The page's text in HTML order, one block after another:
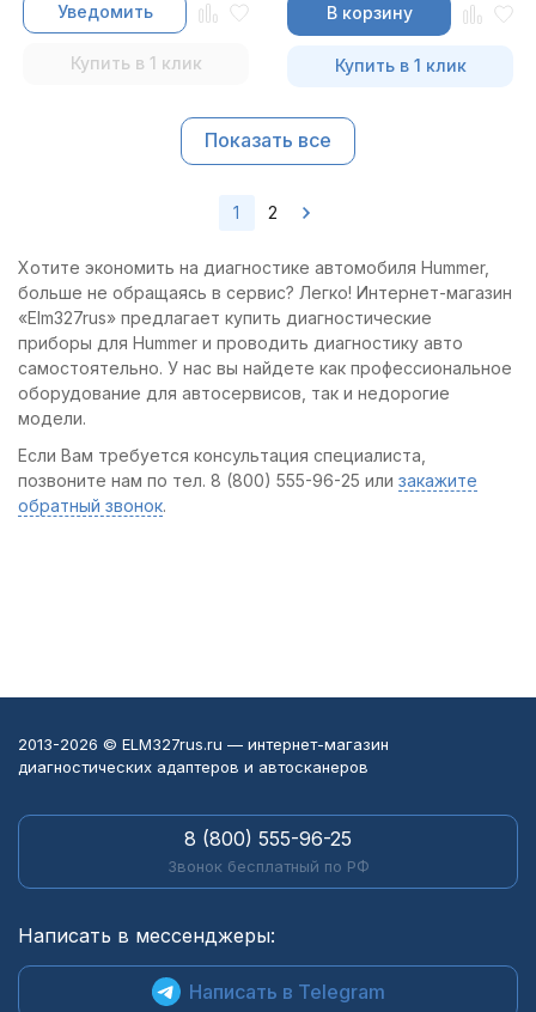
Уведомить
Купить в 1 клик
В корзину
Купить в 1 клик
Показать все
1 2
Хотите экономить на диагностике автомобиля Hummer,
больше не обращаясь в сервис? Легко! Интернет-магазин
«Elm327rus» предлагает купить диагностические
приборы для Hummer и проводить диагностику авто
самостоятельно. У нас вы найдете как профессиональное
оборудование для автосервисов, так и недорогие
модели.
Если Вам требуется консультация специалиста,
позвоните нам по тел. 8 (800) 555-96-25 или закажите
обратный звонок.
2013-2026 © ELM327rus.ru — интернет-магазин
диагностических адаптеров и автосканеров
8 (800) 555-96-25
Звонок бесплатный по РФ
Написать в мессенджеры:
Написать в Telegram